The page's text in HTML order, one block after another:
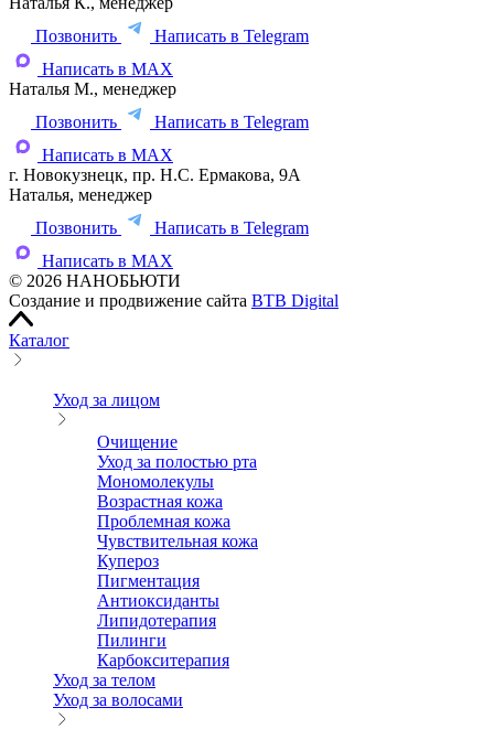
Позвонить
Написать в Telegram
Написать в MAX
Наталья М., менеджер
Позвонить
Написать в Telegram
Написать в MAX
г. Новокузнецк, пр. Н.С. Ермакова, 9А
Наталья, менеджер
Позвонить
Написать в Telegram
Написать в MAX
© 2026 НАНОБЬЮТИ
Создание и продвижение сайта BTB Digital
Каталог
Уход за лицом
Очищение
Уход за полостью рта
Мономолекулы
Возрастная кожа
Проблемная кожа
Чувствительная кожа
Купероз
Пигментация
Антиоксиданты
Липидотерапия
Пилинги
Карбокситерапия
Уход за телом
Уход за волосами